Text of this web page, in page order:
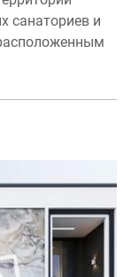
санаториев и